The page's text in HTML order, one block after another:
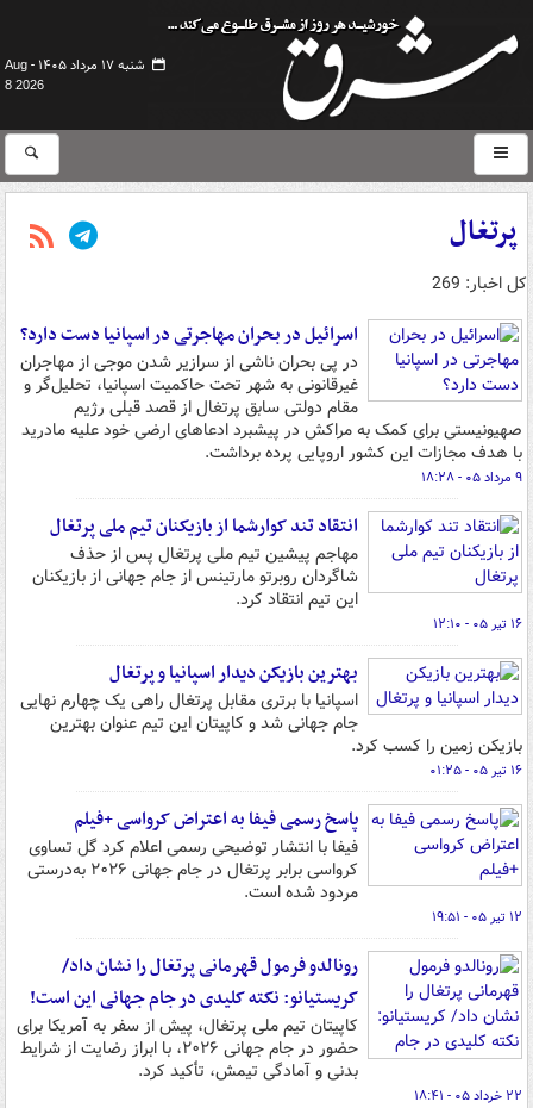
شنبه ۱۷ مرداد ۱۴۰۵ -
Aug
8 2026
پرتغال
کل اخبار: 269
اسرائیل در بحران مهاجرتی در اسپانیا دست دارد؟
در پی بحران ناشی از سرازیر شدن موجی از مهاجران
غیرقانونی به شهر تحت حاکمیت اسپانیا، تحلیل‌گر و
مقام دولتی سابق پرتغال از قصد قبلی رژیم
صهیونیستی برای کمک به مراکش در پیشبرد ادعاهای ارضی خود علیه مادرید
با هدف مجازات این کشور اروپایی پرده برداشت.
۹ مرداد ۰۵ - ۱۸:۲۸
انتقاد تند کوارشما از بازیکنان تیم ملی پرتغال
مهاجم پیشین تیم ملی پرتغال پس از حذف
شاگردان روبرتو مارتینس از جام جهانی از بازیکنان
این تیم انتقاد کرد.
۱۶ تیر ۰۵ - ۱۲:۱۰
بهترین بازیکن دیدار اسپانیا و پرتغال
اسپانیا با برتری مقابل پرتغال راهی یک چهارم نهایی
جام جهانی شد و کاپیتان این تیم عنوان بهترین
بازیکن زمین را کسب کرد.
۱۶ تیر ۰۵ - ۰۱:۲۵
پاسخ رسمی فیفا به اعتراض کرواسی +فیلم
فیفا با انتشار توضیحی رسمی اعلام کرد گل تساوی
کرواسی برابر پرتغال در جام جهانی ۲۰۲۶ به‌درستی
مردود شده است.
۱۲ تیر ۰۵ - ۱۹:۵۱
رونالدو فرمول قهرمانی پرتغال را نشان داد/
کریستیانو: نکته کلیدی در جام جهانی این است!
کاپیتان تیم ملی پرتغال، پیش از سفر به آمریکا برای
حضور در جام جهانی ۲۰۲۶، با ابراز رضایت از شرایط
بدنی و آمادگی تیمش، تأکید کرد.
۲۲ خرداد ۰۵ - ۱۸:۴۱